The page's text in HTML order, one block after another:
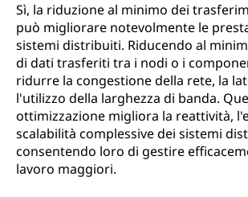
Sì, la riduzione al minimo dei
può migliorare notevolmente le
sistemi distribuiti. Riducendo al
di dati trasferiti tra i nodi o i
ridurre la congestione della rete, la
l'utilizzo della larghezza di banda.
ottimizzazione migliora la reattività,
scalabilità complessive dei sistemi
consentendo loro di gestire
lavoro maggiori.